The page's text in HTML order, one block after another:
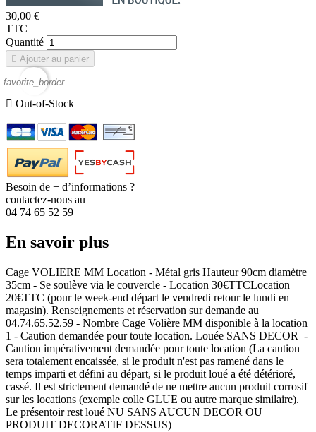
30,00 €
TTC
Quantité
 Ajouter au panier
favorite_border
 Out-of-Stock
Besoin de + d’informations ?
contactez-nous au
04 74 65 52 59
En savoir plus
Cage VOLIERE MM Location - Métal gris Hauteur 90cm diamètre
35cm - Se soulève via le couvercle - Location 30€TTCLocation
20€TTC (pour le week-end départ le vendredi retour le lundi en
magasin). Renseignements et réservation sur demande au
04.74.65.52.59 - Nombre Cage Volière MM disponible à la location
1 - Caution demandée pour toute location. Louée SANS DECOR -
Caution impérativement demandée pour toute location (La caution
sera totalement encaissée, si le produit n'est pas ramené dans le
temps imparti et défini au départ, si le produit loué a été détérioré,
cassé. Il est strictement demandé de ne mettre aucun produit corrosif
sur les locations (exemple colle GLUE ou autre marque similaire).
Le présentoir rest loué NU SANS AUCUN DECOR OU
PRODUIT DECORATIF DESSUS)